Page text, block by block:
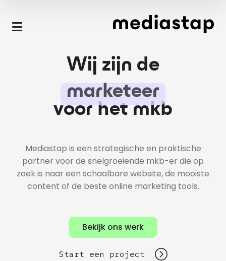
Wij zijn de
fotograaf
voor het mkb
Mediastap is een strategische en praktische
partner voor de snelgroeiende mkb-er die op
zoek is naar een schaalbare website, de mooiste
content of de beste online marketing tools.
Bekijk ons werk
Start een project